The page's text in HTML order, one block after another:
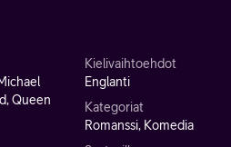
Queen
Kielivaihtoehdot
Englanti
Kategoriat
Romanssi, Komedia